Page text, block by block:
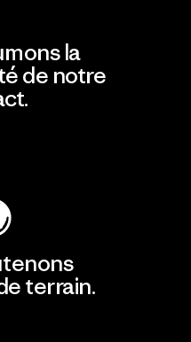
la
de notre
terrain.